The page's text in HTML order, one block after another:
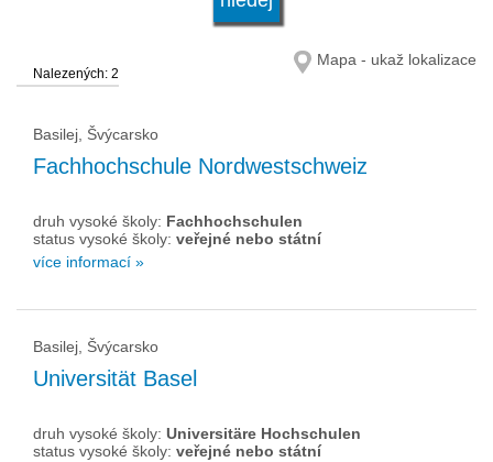
status vysoké školy
Nalezených: 2
Mapa - ukaž lokalizace
Basilej, Švýcarsko
Fachhochschule Nordwestschweiz
druh vysoké školy: Fachhochschulen
status vysoké školy: veřejné nebo státní
více informací »
Basilej, Švýcarsko
Universität Basel
druh vysoké školy: Universitäre Hochschulen
status vysoké školy: veřejné nebo státní